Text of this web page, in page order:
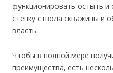
функционировать остыть и
стенку ствола скважины и
власть.
Чтобы в полной мере
преимущества, есть